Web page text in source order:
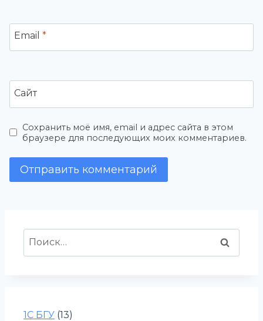
Email *
Сайт
Сохранить моё имя, email и адрес сайта в этом
браузере для последующих моих комментариев.
Найти:
1С БГУ (13)